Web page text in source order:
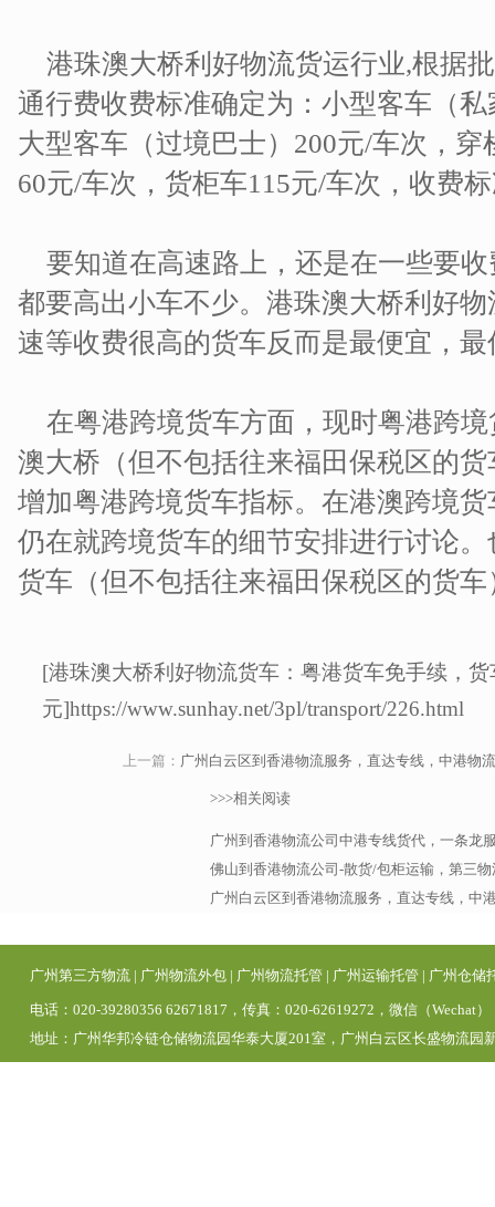
港珠澳大桥利好物流货运行业,根据
通行费收费标准确定为：小型客车（
大型客车（过境巴士）200元/车次，
60元/车次，货柜车115元/车次，收费
要知道在高速路上，还是在一些要
都要高出小车不少。港珠澳大桥利好
速等收费很高的货车反而是最便宜，
在粤港跨境货车方面，现时粤港跨
澳大桥（但不包括往来福田保税区的
增加粤港跨境货车指标。在港澳跨境
仍在就跨境货车的细节安排进行讨论
货车（但不包括往来福田保税区的货
[港珠澳大桥利好物流货车：粤港货车免手续，
元]https://www.sunhay.net/3pl/transport/226.html
上一篇： 广州白云区到香港物流服务，直达专线，中港物
>>>相关阅读
广州到香港物流公司中港专线货代，一条龙
佛山到香港物流公司-散货/包柜运输，第三
广州白云区到香港物流服务，直达专线，中
广州第三方物流 | 广州物流外包 | 广州物流托管 | 广州运输托管 | 广州仓储
电话：020-39280356 62671817，传真：020-62619272，微信（Wechat
地址：广州华邦冷链仓储物流园华泰大厦201室，广州白云区长盛物流园